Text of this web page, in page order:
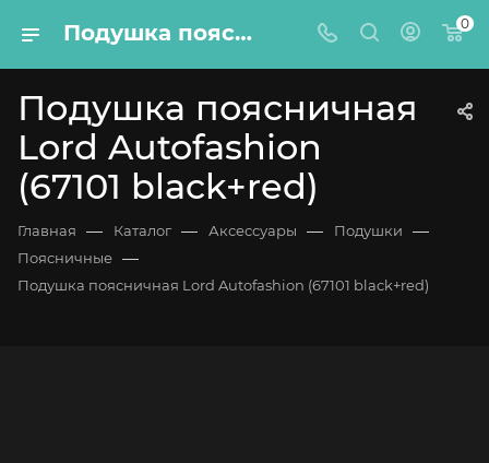
Подушка поясничная Lord Autofashion (67101 black+red) 0
Подушка поясничная
Lord Autofashion
(67101 black+red)
Главная — Каталог — Аксессуары — Подушки —
Поясничные —
Подушка поясничная Lord Autofashion (67101 black+red)